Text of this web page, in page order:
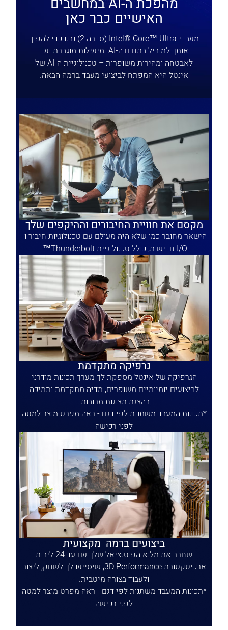
האישיים כבר כאן
מעבדי Intel® Core™ Ultra (סדרה 2) נבנו כדי להפוך
אותך למוביל בתחום ה-AI. מיעילות מוגברת ועד
לאבטחה ומהירות משופרות – טכנולוגיית ה-AI של
אינטל היא המפתח לביצועי מעבד ברמה הבאה.
מקסם את חוויית החיבורים וההיקפים שלך
הישאר מחובר כמו שלא היה מעולם עם טכנולוגיות חיבור ו-
I/O חדישות, כולל טכנולוגיית Thunderbolt™.
גרפיקה מתקדמת
הגרפיקה של אינטל מספקת לך מערך תכונות מודרני
לביצועים יומיומיים משופרים, מדיה מתקדמת ותמיכה
בהצגת תצוגות מרובות.
תכונות המעבד משתנות לפי דגם - ראה מפרט מוצר למטה
לפני רכישה
ביצועים ברמה מקצועית
שחרר את מלוא הפוטנציאל שלך עם עד 24 ליבות
ארכיטקטורת 3D Performance, שיסייעו לך לשחק, ליצור
ולעבוד בצורה מיטבית.
תכונות המעבד משתנות לפי דגם - ראה מפרט מוצר למטה
לפני רכישה